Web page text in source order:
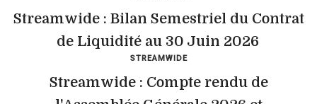
Streamwide : Bilan Semestriel du Contrat
de Liquidité au 30 Juin 2026
STREAMWIDE
Streamwide : Compte rendu de